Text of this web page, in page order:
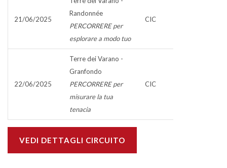
21/06/2025
Randonnée
PERCORRERE per
esplorare a modo tuo
CIC
22/06/2025
Terre dei Varano -
Granfondo
PERCORRERE per
misurare la tua
tenacia
CIC
VEDI DETTAGLI CIRCUITO